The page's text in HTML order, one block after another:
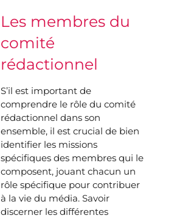
Les membres du
comité
rédactionnel
S’il est important de
comprendre le rôle du comité
rédactionnel dans son
ensemble, il est crucial de bien
identifier les missions
spécifiques des membres qui le
composent, jouant chacun un
rôle spécifique pour contribuer
à la vie du média. Savoir
discerner les différentes